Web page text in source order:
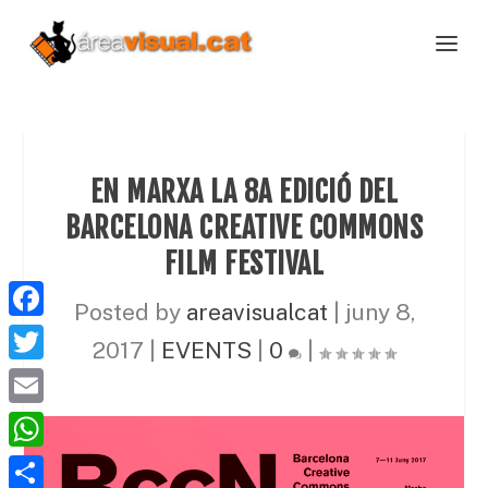
EN MARXA LA 8A EDICIÓ DEL
BARCELONA CREATIVE COMMONS
FILM FESTIVAL
Posted by areavisualcat
juny 8,
2017
EVENTS 0
F
a
c
e
b
T
w
i
t
E
m
W